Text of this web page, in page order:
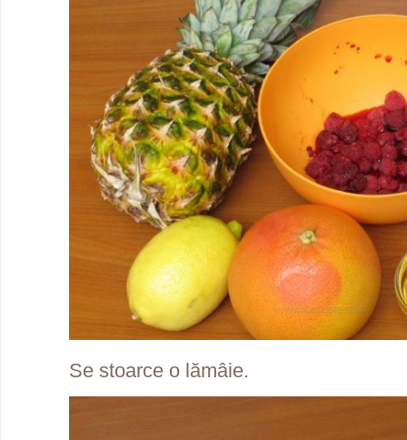
Se stoarce o lămâie.